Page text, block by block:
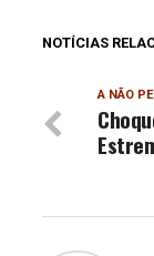
NOTÍCIAS
A NÃO